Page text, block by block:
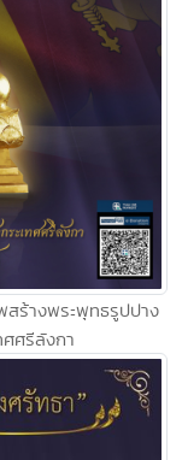
ร้างพระพุทธรูปปาง
ศรีลังกา